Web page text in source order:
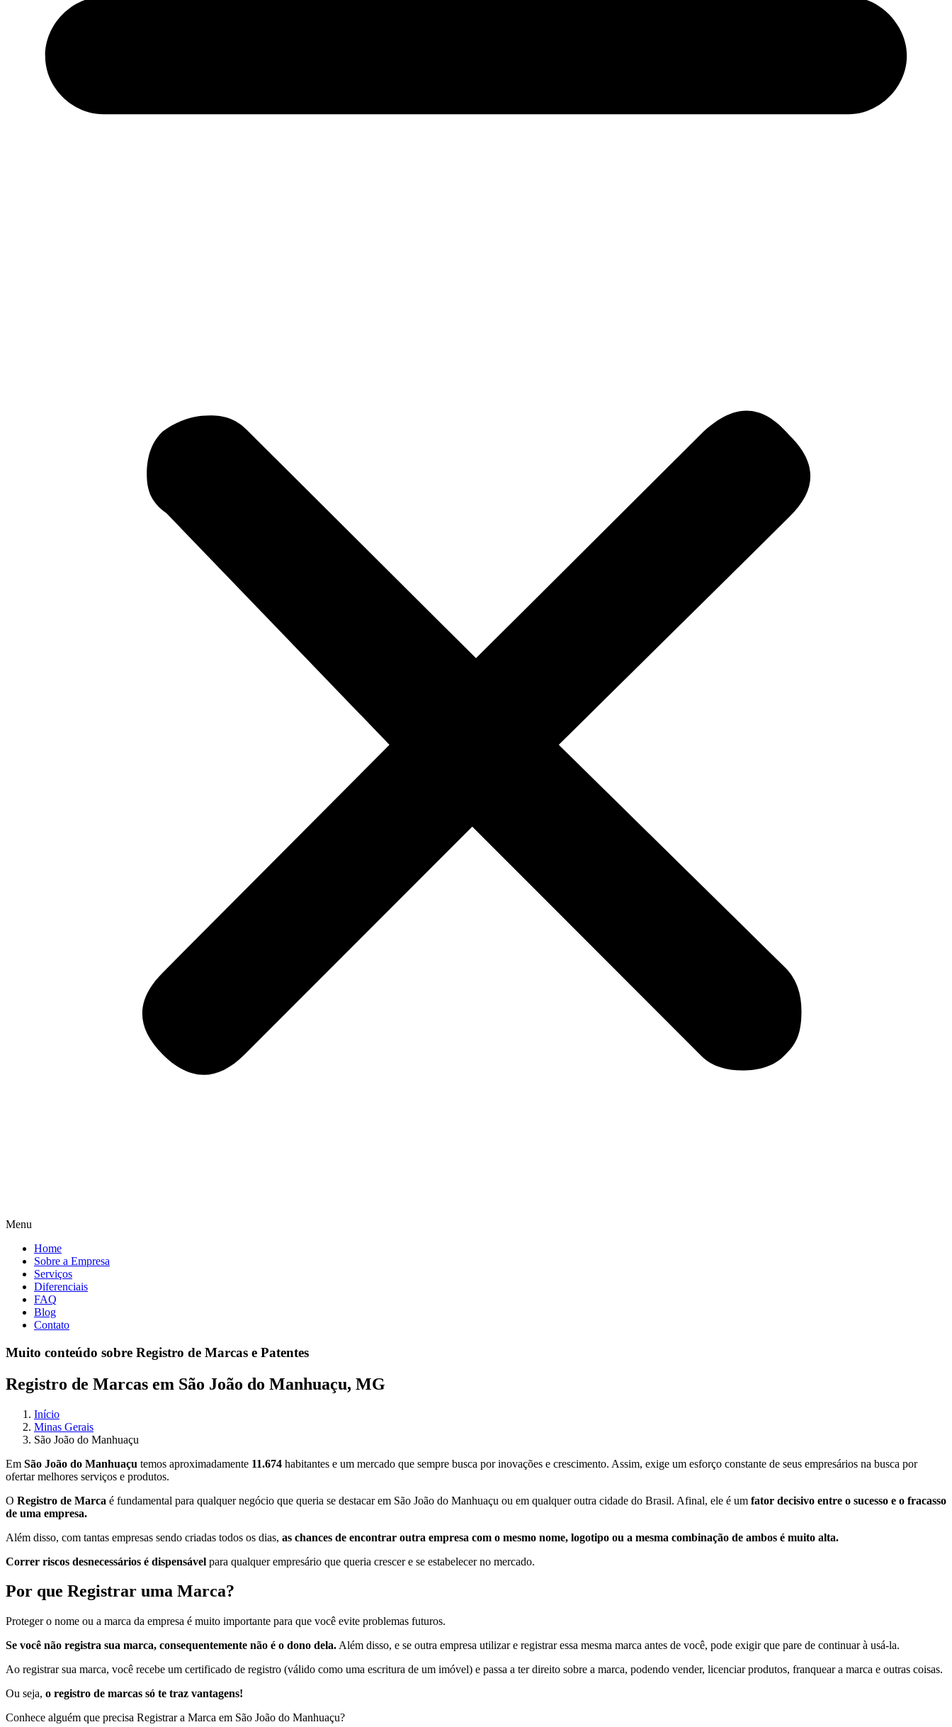
Menu
Home
Sobre a Empresa
Serviços
Diferenciais
FAQ
Blog
Contato
Muito conteúdo sobre Registro de Marcas e Patentes
Registro de Marcas em São João do Manhuaçu, MG
Início
Minas Gerais
São João do Manhuaçu
Em São João do Manhuaçu temos aproximadamente 11.674 habitantes e um mercado que sempre busca por inovações e crescimento. Assim, exige um esforço constante de seus empresários na busca por
ofertar melhores serviços e produtos.
O Registro de Marca é fundamental para qualquer negócio que queria se destacar em São João do Manhuaçu ou em qualquer outra cidade do Brasil. Afinal, ele é um fator decisivo entre o sucesso e o fracasso
de uma empresa.
Além disso, com tantas empresas sendo criadas todos os dias, as chances de encontrar outra empresa com o mesmo nome, logotipo ou a mesma combinação de ambos é muito alta.
Correr riscos desnecessários é dispensável para qualquer empresário que queria crescer e se estabelecer no mercado.
Por que Registrar uma Marca?
Proteger o nome ou a marca da empresa é muito importante para que você evite problemas futuros.
Se você não registra sua marca, consequentemente não é o dono dela. Além disso, e se outra empresa utilizar e registrar essa mesma marca antes de você, pode exigir que pare de continuar à usá-la.
Ao registrar sua marca, você recebe um certificado de registro (válido como uma escritura de um imóvel) e passa a ter direito sobre a marca, podendo vender, licenciar produtos, franquear a marca e outras coisas.
Ou seja, o registro de marcas só te traz vantagens!
Conhece alguém que precisa Registrar a Marca em São João do Manhuaçu?